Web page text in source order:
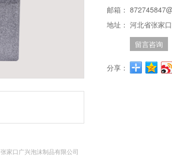
邮箱：
地址： 河北省张家
留言咨询
分享：
张家口广兴泡沫制品有限公司